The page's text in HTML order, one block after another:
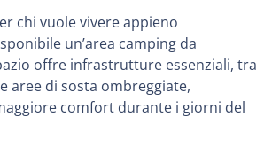
chi vuole vivere appieno
un’area camping da
offre infrastrutture essenziali, tra
aree di sosta ombreggiate,
comfort durante i giorni del